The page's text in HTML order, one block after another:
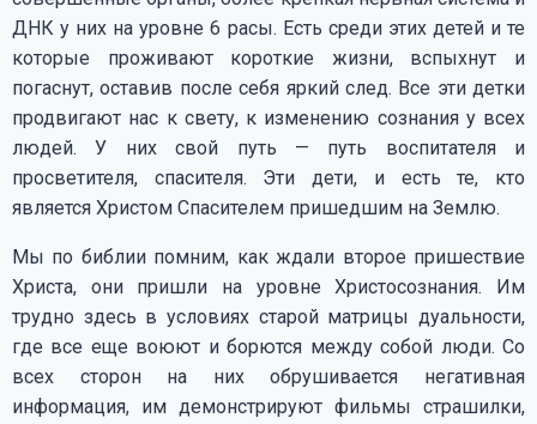
ДНК у них на уровне 6 расы. Есть среди этих детей и те
которые проживают короткие жизни, вспыхнут и
погаснут, оставив после себя яркий след. Все эти детки
продвигают нас к свету, к изменению сознания у всех
людей. У них свой путь — путь воспитателя и
просветителя, спасителя. Эти дети, и есть те, кто
является Христом Спасителем пришедшим на Землю.
Мы по библии помним, как ждали второе пришествие
Христа, они пришли на уровне Христосознания. Им
трудно здесь в условиях старой матрицы дуальности,
где все еще воюют и борются между собой люди. Со
всех сторон на них обрушивается негативная
информация, им демонстрируют фильмы страшилки,